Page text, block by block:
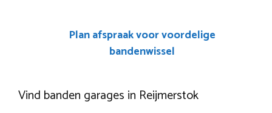
Plan afspraak voor voordelige
bandenwissel
Vind banden garages in Reijmerstok